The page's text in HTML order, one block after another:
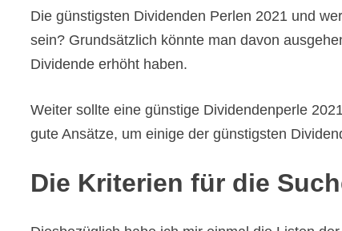
Die günstigsten Dividenden Perlen 2021 und
sein? Grundsätzlich könnte man davon
Dividende erhöht haben.
Weiter sollte eine günstige Dividendenperle
gute Ansätze, um einige der günstigsten
Die Kriterien für die